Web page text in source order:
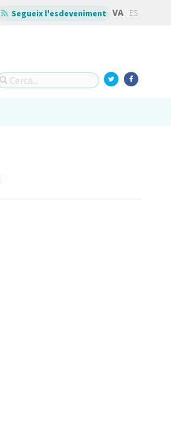
Segueix l'esdeveniment VA ES